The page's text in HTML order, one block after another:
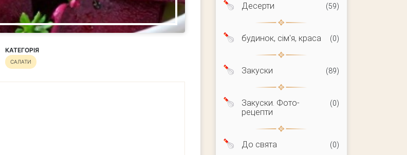
КАТЕГОРІЯ
САЛАТИ
Десерти (59)
будинок, сім'я, краса (0)
Закуски (89)
Закуски. Фото-
рецепти
(0)
До свята (0)